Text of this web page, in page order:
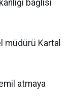
bağlısı
müdürü Kartal
atmaya